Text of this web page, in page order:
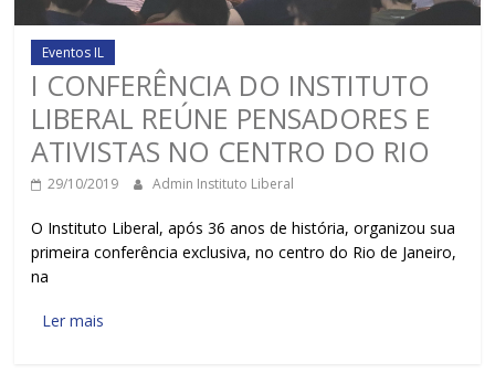
Eventos IL
I CONFERÊNCIA DO INSTITUTO
LIBERAL REÚNE PENSADORES E
ATIVISTAS NO CENTRO DO RIO
29/10/2019 Admin Instituto Liberal
O Instituto Liberal, após 36 anos de história, organizou sua
primeira conferência exclusiva, no centro do Rio de Janeiro,
na
Ler mais